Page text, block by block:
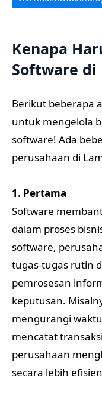
Kenapa
Software di
Berikut beberapa
untuk mengelola
software! Ada
perusahaan di
1. Pertama
Software
dalam proses
software,
tugas-tugas rutin
pemrosesan
keputusan.
mengurangi
mencatat
perusahaan
secara lebih